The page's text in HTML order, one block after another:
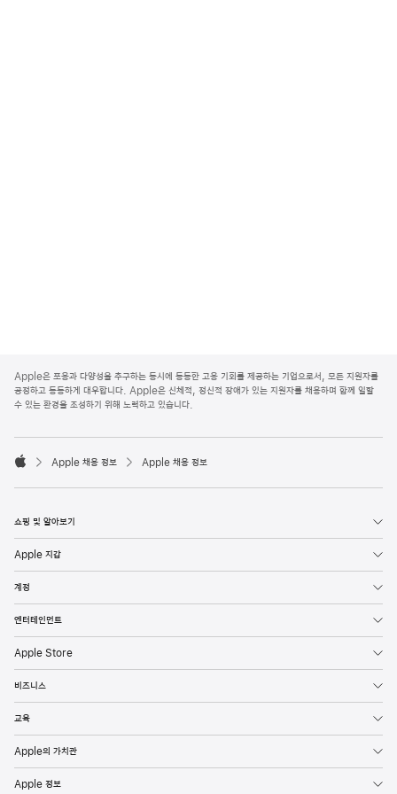
p
p
l
o
e
Apple은 포용과 다양성을 추구하는 동시에 동등한 고용 기회를 제공하는 기업으로서, 모든 지원자를
공정하고 동등하게 대우합니다. Apple은 신체적, 정신적 장애가 있는 지원자를 채용하며 함께 일할
수 있는 환경을 조성하기 위해 노력하고 있습니다.

p
l
Apple 채용 정보 Apple 채용 정보
쇼핑 및 알아보기
Apple 지갑
계정
엔터테인먼트
Apple Store
비즈니스
교육
Apple의 가치관
Apple 정보